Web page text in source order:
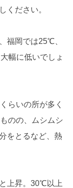
ください。
福岡では25℃、
幅に低いでしょ
らいの所が多く
のの、ムシムシ
をとるなど、熱
上昇。30℃以上